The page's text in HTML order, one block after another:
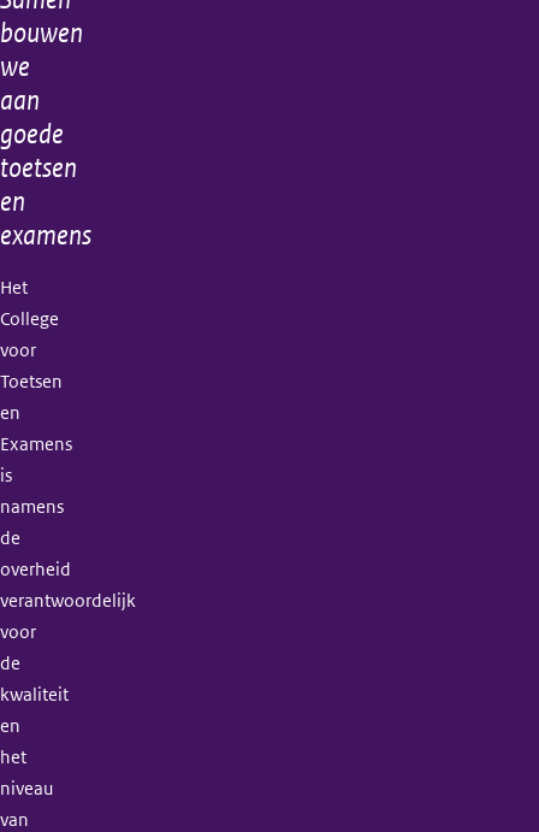
informatie
bouwen
we
aan
goede
toetsen
en
examens
Het
College
voor
Toetsen
en
Examens
is
namens
de
overheid
verantwoordelijk
voor
de
kwaliteit
en
het
niveau
van